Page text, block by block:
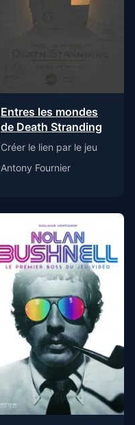
Entres les mondes
de Death Stranding
Créer le lien par le jeu
Antony Fournier